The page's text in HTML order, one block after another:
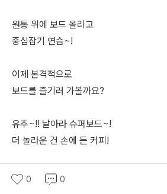
원통 위에 보드 올리고
중심잡기 연습~!
이제 본격적으로
보드를 즐기러 가볼까요?
유추~!! 날아라 슈퍼보드~!
더 놀라운 건 손에 든 커피!
실력에 상관없이 모두 씐나게!
0 0